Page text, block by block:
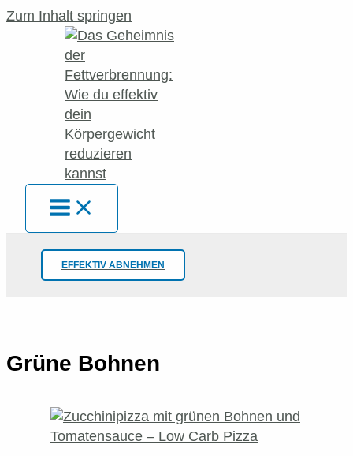
Zum Inhalt springen
EFFEKTIV ABNEHMEN
Grüne Bohnen